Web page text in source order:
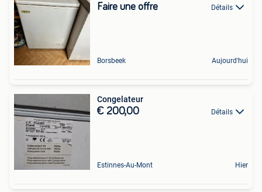
Faire une offre Détails
Borsbeek Aujourd'hui
Congelateur
€ 200,00 Détails
Estinnes-Au-Mont Hier